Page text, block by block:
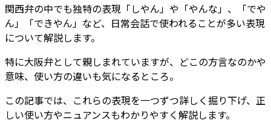
関西弁の中でも独特の表現「しやん」や「やんな」、「でや
ん」「できやん」など、日常会話で使われることが多い表現
について解説します。
特に大阪弁として親しまれていますが、どこの方言なのかや
意味、使い方の違いも気になるところ。
この記事では、これらの表現を一つずつ詳しく掘り下げ、正
しい使い方やニュアンスもわかりやすく解説します。